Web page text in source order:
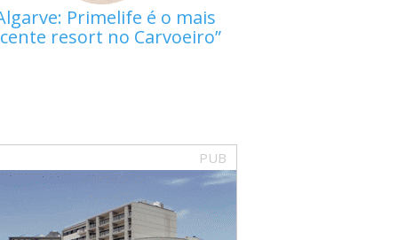
Primelife é o mais
resort no Carvoeiro
PUB